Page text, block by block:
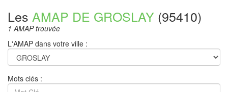
Les AMAP DE GROSLAY (95410)
1 AMAP trouvée
L'AMAP dans votre ville :
Mots clés :